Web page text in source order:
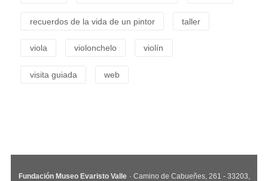
recuerdos de la vida de un pintor taller
viola violonchelo violín
visita guiada web
Fundación Museo Evaristo Valle · Camino de Cabueñes, 261 - 33203,